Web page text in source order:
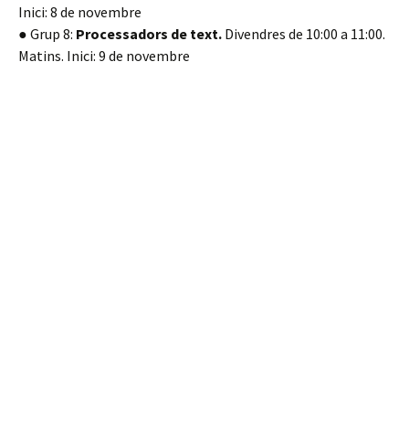
Inici: 8 de novembre
● Grup 8: Processadors de text. Divendres de 10:00 a 11:00.
Matins. Inici: 9 de novembre